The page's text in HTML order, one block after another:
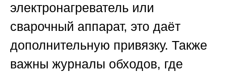
электронагреватель или
сварочный аппарат, это даёт
дополнительную привязку. Также
важны журналы обходов, где